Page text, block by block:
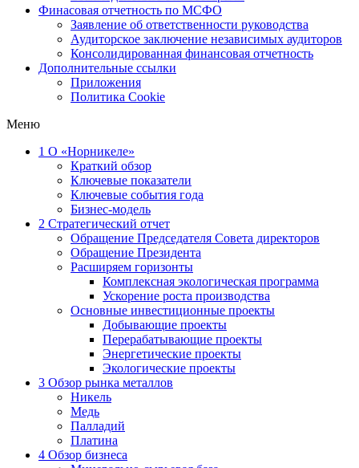
Финасовая отчетность по МСФО
Заявление об ответственности руководства
Аудиторское заключение независимых аудиторов
Консолидированная финансовая отчетность
Дополнительные ссылки
Приложения
Политика Cookie
Меню
1 О «Норникеле»
Краткий обзор
Ключевые показатели
Ключевые события года
Бизнес-модель
2 Стратегический отчет
Обращение Председателя Совета директоров
Обращение Президента
Расширяем горизонты
Комплексная экологическая программа
Ускорение роста производства
Основные инвестиционные проекты
Добывающие проекты
Перерабатывающие проекты
Энергетические проекты
Экологические проекты
3 Обзор рынка металлов
Никель
Медь
Палладий
Платина
4 Обзор бизнеса